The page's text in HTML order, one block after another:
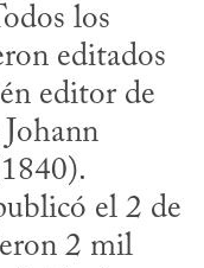
los
editados
el 2 de
2 mil